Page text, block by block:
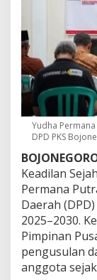
Yudha
DPD PKS
Keadilan
Permana
Daerah
2025–2030.
Pimpinan
pengusulan
anggota